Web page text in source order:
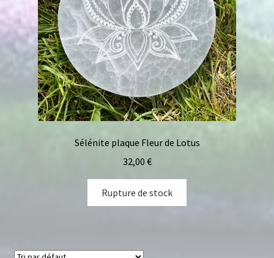
Sélénite plaque Fleur de Lotus
32,00 €
Rupture de stock